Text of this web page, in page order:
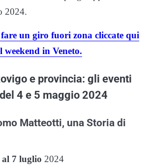
2024.
fare un giro fuori zona cliccate qui
weekend in Veneto.
e provincia: gli eventi
4 e 5 maggio 2024
Matteotti, una Storia di
7 luglio 2024